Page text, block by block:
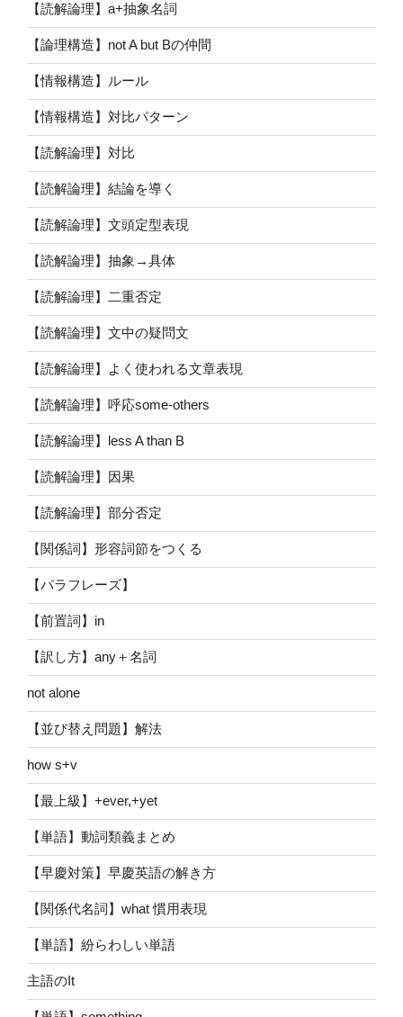
【読解論理】a+抽象名詞
【論理構造】not A but Bの仲間
【情報構造】ルール
【情報構造】対比パターン
【読解論理】対比
【読解論理】結論を導く
【読解論理】文頭定型表現
【読解論理】抽象→具体
【読解論理】二重否定
【読解論理】文中の疑問文
【読解論理】よく使われる文章表現
【読解論理】呼応some-others
【読解論理】less A than B
【読解論理】因果
【読解論理】部分否定
【関係詞】形容詞節をつくる
【パラフレーズ】
【前置詞】in
【訳し方】any＋名詞
not alone
【並び替え問題】解法
how s+v
【最上級】+ever,+yet
【単語】動詞類義まとめ
【早慶対策】早慶英語の解き方
【関係代名詞】what 慣用表現
【単語】紛らわしい単語
主語のIt